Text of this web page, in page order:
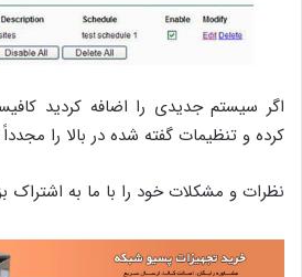
کرده و تنظیمات گفته شده در بالا را
نظرات و مشکلات خود را با ما به اشتراک